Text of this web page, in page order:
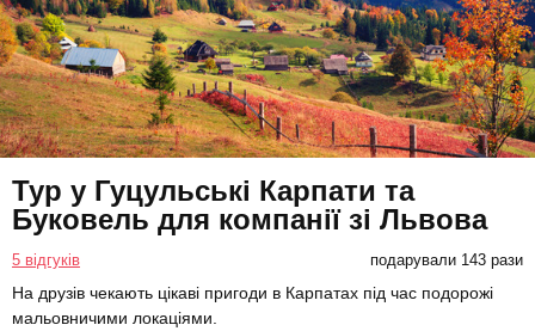
Тур у Гуцульські Карпати та
Буковель для компанії зі Львова
5 відгуків подарували 143 рази
На друзів чекають цікаві пригоди в Карпатах під час подорожі
мальовничими локаціями.